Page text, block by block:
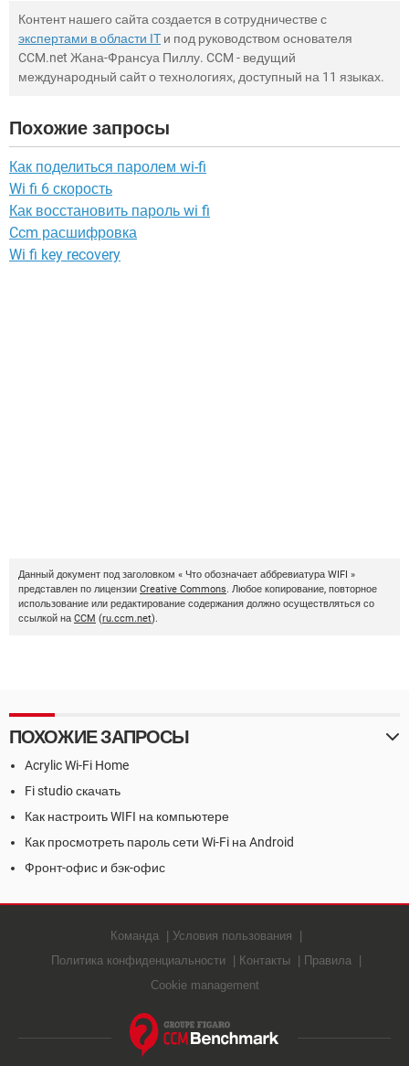
Контент нашего сайта создается в сотрудничестве с
экспертами в области IT и под руководством основателя
CCM.net Жана-Франсуа Пиллу. CCM - ведущий
международный сайт о технологиях, доступный на 11 языках.
Похожие запросы
Как поделиться паролем wi-fi
Wi fi 6 скорость
Как восстановить пароль wi fi
Ccm расшифровка
Wi fi key recovery
Данный документ под заголовком « Что обозначает аббревиатура WIFI »
представлен по лицензии Creative Commons. Любое копирование, повторное
использование или редактирование содержания должно осуществляться со
ссылкой на CCM (ru.ccm.net).
ПОХОЖИЕ ЗАПРОСЫ
Acrylic Wi-Fi Home
Fi studio скачать
Как настроить WIFI на компьютере
Как просмотреть пароль сети Wi-Fi на Android
Фронт-офис и бэк-офис
Команда
Условия пользования
Политика конфиденциальности
Контакты
Правила
Cookie management